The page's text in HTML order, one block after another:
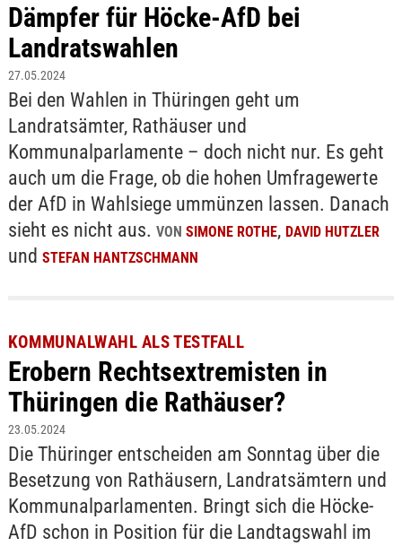
Dämpfer für Höcke-AfD bei
Landratswahlen
27.05.2024
Bei den Wahlen in Thüringen geht um
Landratsämter, Rathäuser und
Kommunalparlamente – doch nicht nur. Es geht
auch um die Frage, ob die hohen Umfragewerte
der AfD in Wahlsiege ummünzen lassen. Danach
sieht es nicht aus. VON SIMONE ROTHE, DAVID HUTZLER
und STEFAN HANTZSCHMANN
KOMMUNALWAHL ALS TESTFALL
Erobern Rechtsextremisten in
Thüringen die Rathäuser?
23.05.2024
Die Thüringer entscheiden am Sonntag über die
Besetzung von Rathäusern, Landratsämtern und
Kommunalparlamenten. Bringt sich die Höcke-
AfD schon in Position für die Landtagswahl im